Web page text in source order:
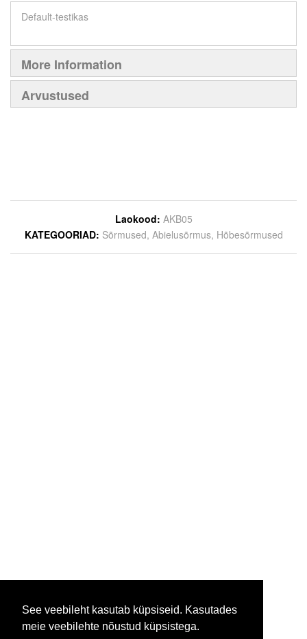
See veebileht kasutab küpsiseid. Kasutades
meie veebilehte nõustud küpsistega.
Default-testikas
More Information
Arvustused
Laokood AKB05
KATEGOORIAD Sõrmused, Abielusõrmus, Hõbesõrmused